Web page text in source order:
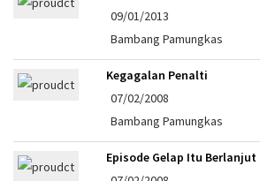
09/01/2013
Bambang Pamungkas
Kegagalan Penalti
07/02/2008
Bambang Pamungkas
Episode Gelap Itu Berlanjut